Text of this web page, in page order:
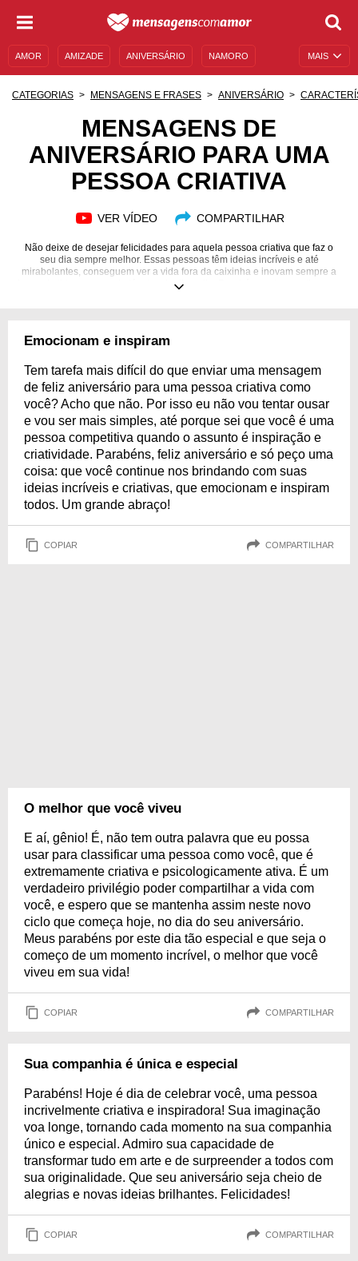
MAIS
AMOR AMIZADE ANIVERSÁRIO NAMORO
MENSAGENS E FRASES MENSAGENS DE ANIVERSÁRIO
ENTRETENIMENTO FAMOSOS BÍBLIA
CATEGORIAS MENSAGENS E FRASES ANIVERSÁRIO
MENSAGENS DE
ANIVERSÁRIO PARA UMA
PESSOA CRIATIVA
VER VÍDEO COMPARTILHAR
Não deixe de desejar felicidades para aquela pessoa criativa que faz o
seu dia sempre melhor. Essas pessoas têm ideias incríveis e até
mirabolantes, conseguem ver a vida fora da caixinha e inovam sempre a
forma de lidar com os obstáculos do dia a dia. Parabéns pelo seu dia e por
Emocionam e inspiram
Tem tarefa mais difícil do que enviar uma mensagem
de feliz aniversário para uma pessoa criativa como
você? Acho que não. Por isso eu não vou tentar ousar
e vou ser mais simples, até porque sei que você é uma
pessoa competitiva quando o assunto é inspiração e
criatividade. Parabéns, feliz aniversário e só peço uma
coisa: que você continue nos brindando com suas
ideias incríveis e criativas, que emocionam e inspiram
todos. Um grande abraço!
COPIAR COMPARTILHAR
O melhor que você viveu
E aí, gênio! É, não tem outra palavra que eu possa
usar para classificar uma pessoa como você, que é
extremamente criativa e psicologicamente ativa. É um
verdadeiro privilégio poder compartilhar a vida com
você, e espero que se mantenha assim neste novo
ciclo que começa hoje, no dia do seu aniversário.
Meus parabéns por este dia tão especial e que seja o
começo de um momento incrível, o melhor que você
viveu em sua vida!
COPIAR COMPARTILHAR
Sua companhia é única e especial
Parabéns! Hoje é dia de celebrar você, uma pessoa
incrivelmente criativa e inspiradora! Sua imaginação
voa longe, tornando cada momento na sua companhia
único e especial. Admiro sua capacidade de
transformar tudo em arte e de surpreender a todos com
sua originalidade. Que seu aniversário seja cheio de
alegrias e novas ideias brilhantes. Felicidades!
COPIAR COMPARTILHAR